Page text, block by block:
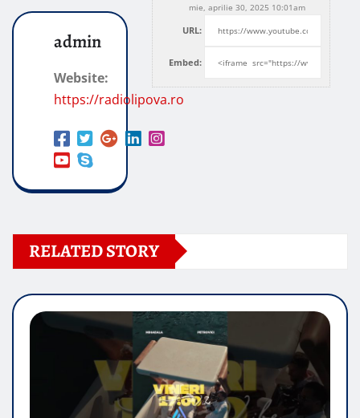
mie, aprilie 30, 2025 10:01am
URL:
Embed:
admin
Website:
https://radiolipova.ro
RELATED STORY